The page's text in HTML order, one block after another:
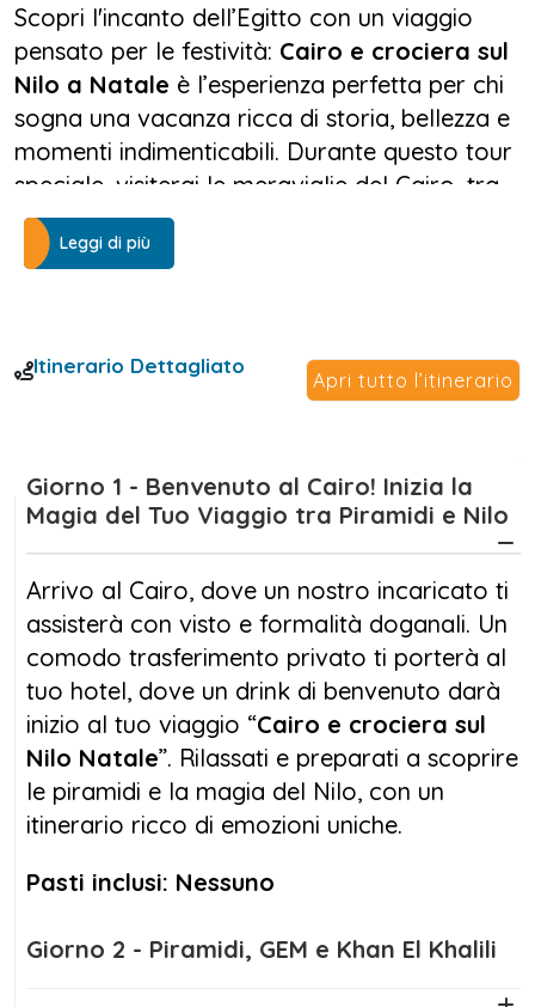
Scopri l'incanto dell’Egitto con un viaggio
pensato per le festività: Cairo e crociera sul
Nilo a Natale è l’esperienza perfetta per chi
sogna una vacanza ricca di storia, bellezza e
momenti indimenticabili. Durante questo tour
speciale, visiterai le meraviglie del Cairo, tra
cui le leggendarie Piramidi di Giza, il Museo
Egizio e il nuovo GEM, per poi immergerti
Dopo l’esplorazione della capitale, inizierai la
tua crociera sul Nilo, navigando tra templi
paesaggi suggestivi. Da Luxor ad Aswan,
potrai ammirare i grandi classici come il
Tempio di Karnak, il Tempio di Horus a Edfu,
Kom Ombo e Philae, fino ad arrivare alla
Valle dei Re e, se desideri, allo spettacolare
sito di Abu Simbel.
Cairo e crociera sul Nilo Nataleè la scelta
ideale per trascorrere le vacanze in un modo
originale e affascinante. Le temperature miti,
la luce dorata del deserto e l’atmosfera
magica rendono questo periodo perfetto per
esplorare il Paese dei Faraoni.
dettaglio, questo tour offre il giusto equilibrio
tra cultura, relax e comfort. Sia che viaggi in
Leggi di più
Itinerario Dettagliato
Apri tutto l’itinerario
Giorno 1 - Benvenuto al Cairo! Inizia la
Magia del Tuo Viaggio tra Piramidi e Nilo
Arrivo al Cairo, dove un nostro incaricato ti
assisterà con visto e formalità doganali. Un
comodo trasferimento privato ti porterà al
tuo hotel, dove un drink di benvenuto darà
inizio al tuo viaggio “Cairo e crociera sul
Nilo Natale”. Rilassati e preparati a scoprire
le piramidi e la magia del Nilo, con un
itinerario ricco di emozioni uniche.
Pasti inclusi: Nessuno
Giorno 2 - Piramidi, GEM e Khan El Khalili